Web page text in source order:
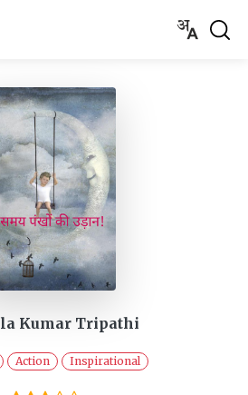
Kumar Tripathi
Action Inspirational